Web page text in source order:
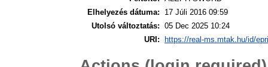
Elhelyezés dátuma:
17 Júli 2016 09:59
Utolsó változtatás: 05 Dec 2025 10:24
URI:
https://real-ms.mtak.hu/id/